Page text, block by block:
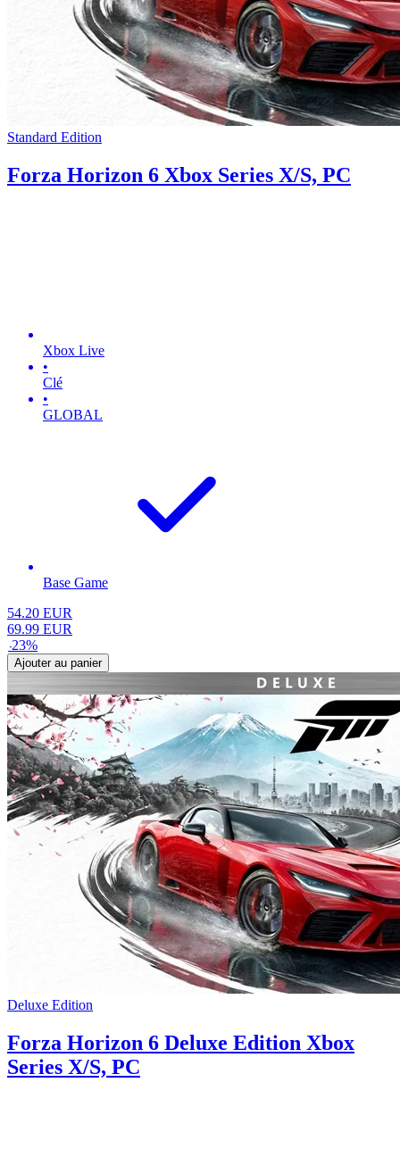
Standard Edition
Forza Horizon 6 Xbox Series X/S, PC
Xbox Live
•
Clé
•
GLOBAL
Base Game
54.20 EUR
69.99 EUR
-23%
Ajouter au panier
Deluxe Edition
Forza Horizon 6 Deluxe Edition Xbox
Series X/S, PC